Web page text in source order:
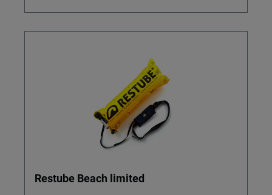
Restube Beach limited